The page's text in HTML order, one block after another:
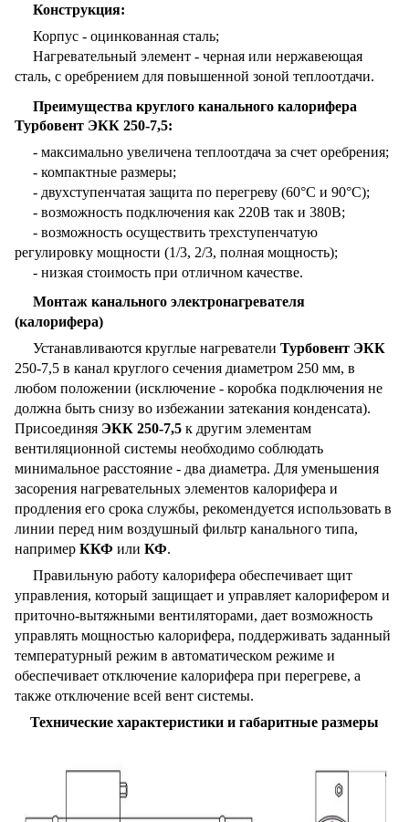
Конструкция:
Корпус - оцинкованная сталь;
Нагревательный элемент - черная или нержавеющая
сталь, с оребрением для повышенной зоной теплоотдачи.
Преимущества круглого канального калорифера
Турбовент ЭКК 250-7,5:
- максимально увеличена теплоотдача за счет оребрения;
- компактные размеры;
- двухступенчатая защита по перегреву (60°С и 90°С);
- возможность подключения как 220В так и 380В;
- возможность осуществить трехступенчатую
регулировку мощности (1/3, 2/3, полная мощность);
- низкая стоимость при отличном качестве.
Монтаж канального электронагревателя
(калорифера)
Устанавливаются круглые нагреватели Турбовент ЭКК
250-7,5 в канал круглого сечения диаметром 250 мм, в
любом положении (исключение - коробка подключения не
должна быть снизу во избежании затекания конденсата).
Присоединяя ЭКК 250-7,5 к другим элементам
вентиляционной системы необходимо соблюдать
минимальное расстояние - два диаметра. Для уменьшения
засорения нагревательных элементов калорифера и
продления его срока службы, рекомендуется использовать в
линии перед ним воздушный фильтр канального типа,
например ККФ или КФ.
Правильную работу калорифера обеспечивает щит
управления, который защищает и управляет калорифером и
приточно-вытяжными вентиляторами, дает возможность
управлять мощностью калорифера, поддерживать заданный
температурный режим в автоматическом режиме и
обеспечивает отключение калорифера при перегреве, а
также отключение всей вент системы.
Технические характеристики и габаритные размеры